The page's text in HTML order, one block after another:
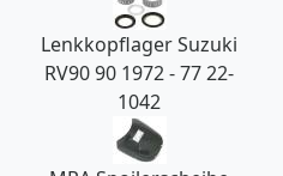
Lenkkopflager Suzuki
RV90 90 1972 - 77 22-
1042